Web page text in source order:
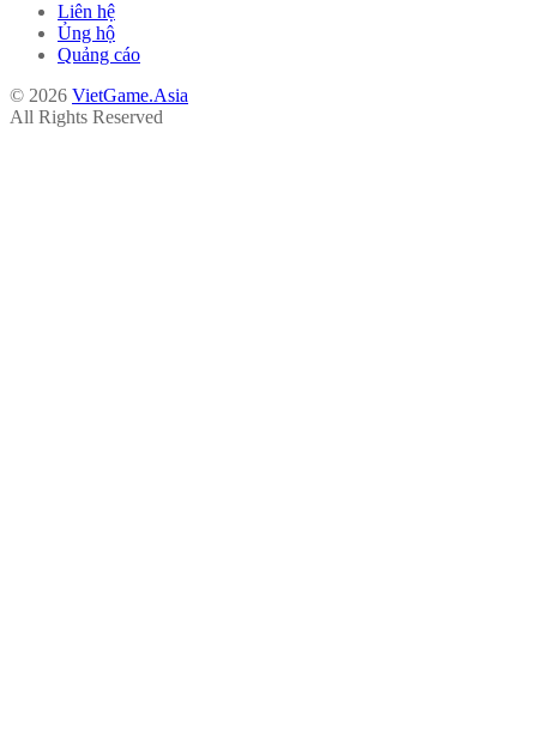
Liên hệ
Ủng hộ
Quảng cáo
© 2026 VietGame.Asia
All Rights Reserved